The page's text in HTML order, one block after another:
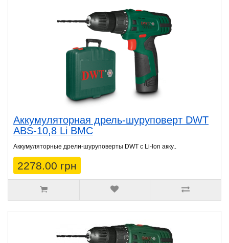
Аккумуляторная дрель-шуруповерт DWT
ABS-10,8 Li BMC
Аккумуляторные дрели-шуруповерты DWT с Li-Ion акку..
2278.00 грн